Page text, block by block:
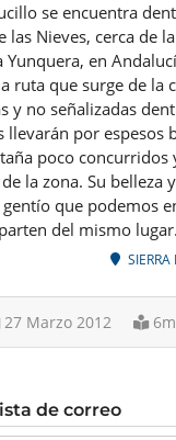
se encuentra
las Nieves, cerca de
Yunquera, en
ruta que surge de la
y no señalizadas
llevarán por espesos
poco concurridos
la zona. Su belleza
que podemos
del mismo lugar.
SIERRA
27 Marzo 2012
de correo